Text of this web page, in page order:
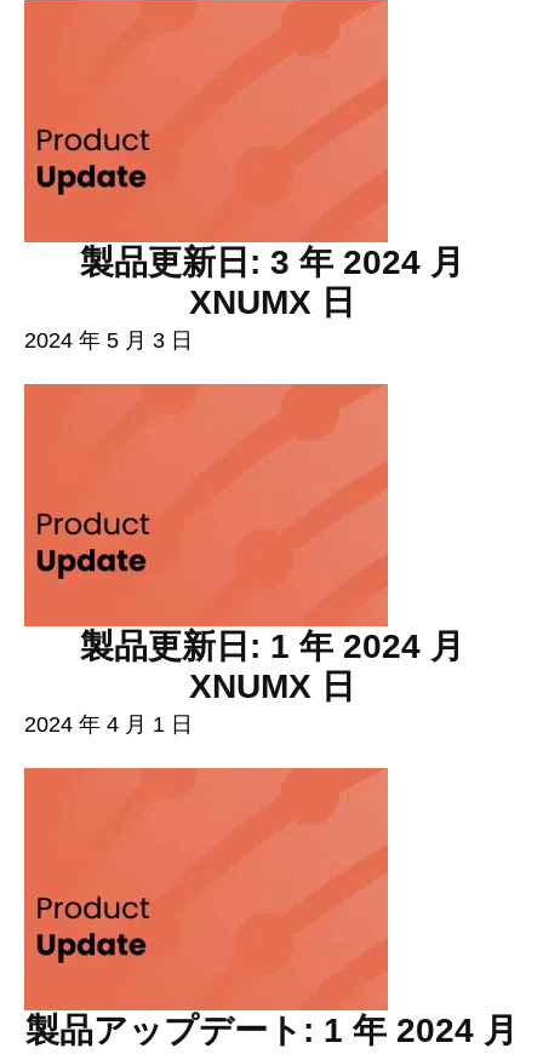
製品更新日: 3 年 2024 月
XNUMX 日
2024 年 5 月 3 日
製品更新日: 1 年 2024 月
XNUMX 日
2024 年 4 月 1 日
製品アップデート: 1 年 2024 月